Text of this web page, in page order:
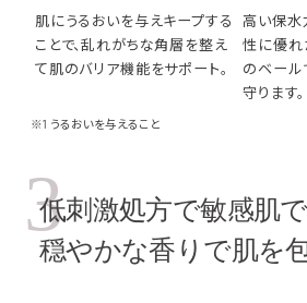
肌にうるおいを与えキープする
ことで、乱れがちな角層を整え
て肌のバリア機能をサポート。
高い保水
性に優れ
のベール
守ります。
※1 うるおいを与えること
3
低刺激処方で敏感肌で
穏やかな香りで肌を